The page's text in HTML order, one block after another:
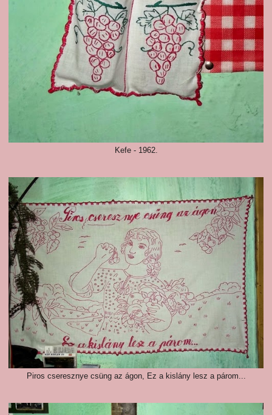
Kefe - 1962.
Piros cseresznye csüng az ágon, Ez a kislány lesz a párom...